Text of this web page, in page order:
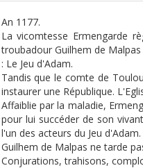
An 1177.
La vicomtesse Ermengarde
troubadour Guilhem de
: Le Jeu d'Adam.
Tandis que le comte de
instaurer une République.
Affaiblie par la maladie,
pour lui succéder de son
l'un des acteurs du Jeu d'Adam.
Guilhem de Malpas ne tarde
Conjurations, trahisons,